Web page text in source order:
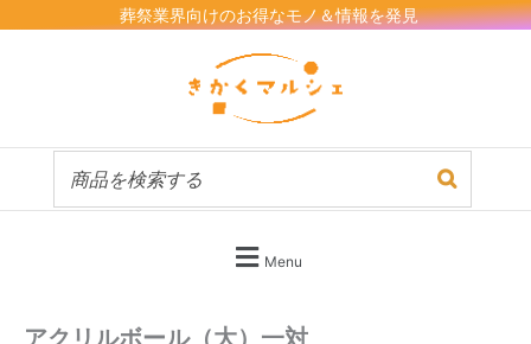
容
プ
葬祭業界向けのお得なモノ＆情報を発見
Menu
アクリルボール（大）一対